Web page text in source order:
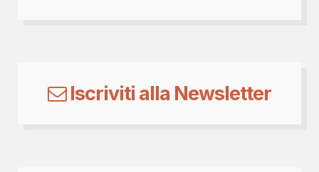
Iscriviti alla Newsletter